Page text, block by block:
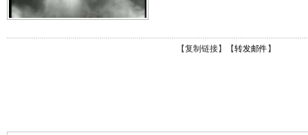
【复制链接】【转发邮件 】